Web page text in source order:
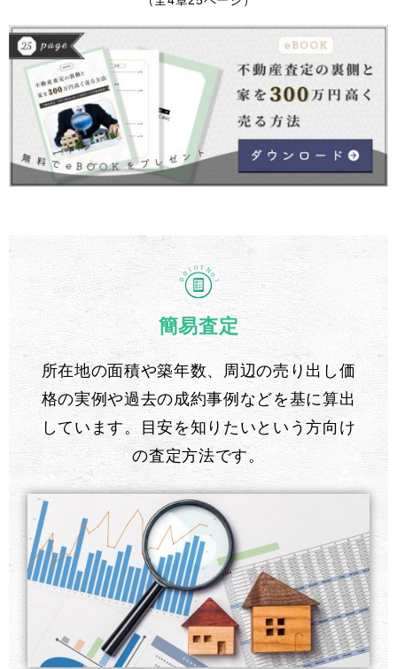
簡易査定
所在地の面積や築年数、周辺の売り出し価
格の実例や過去の成約事例などを基に算出
しています。目安を知りたいという方向け
の査定方法です。